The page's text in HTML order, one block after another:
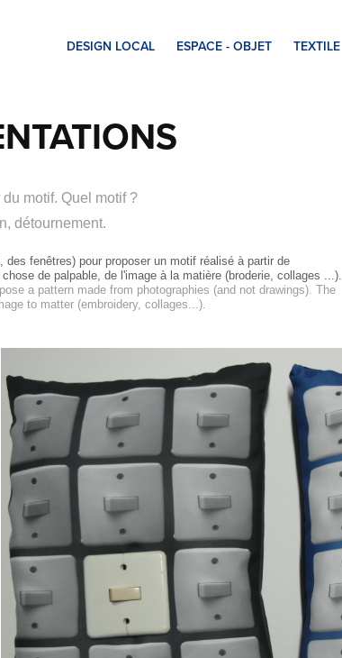
DESIGN LOCAL ESPACE - OBJET TEXTILE
motif. Quel motif ?
fenêtres) pour proposer un motif réalisé à partir de
de palpable, de l'image à la matière (broderie, collages ...).
a pattern made from photographies (and not drawings). The
to matter (embroidery, collages...).